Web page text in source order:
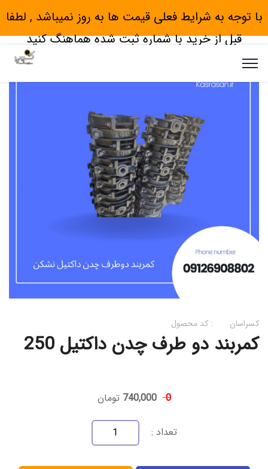
با توجه به شرایط فعلی قیمت ها به روز نمیباشد , لطفا
قبل از خرید با شماره ثبت شده هماهنگ کنید
کد محصول : کسراسان
کمربند دو طرف چدن داکتیل 250
0
740,000 تومان
تعداد :